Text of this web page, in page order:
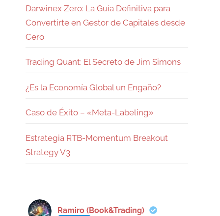
Darwinex Zero: La Guía Definitiva para
Convertirte en Gestor de Capitales desde
Cero
Trading Quant: El Secreto de Jim Simons
¿Es la Economía Global un Engaño?
Caso de Éxito – «Meta-Labeling»
Estrategia RTB-Momentum Breakout
Strategy V3
Ramiro (Book&Trading)